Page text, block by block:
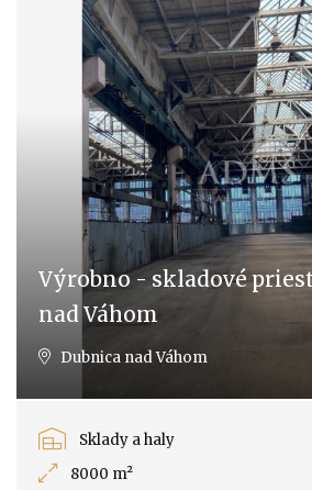
Výrobno - skladové
nad Váhom
Dubnica nad Váhom
Sklady a haly
8000 m²